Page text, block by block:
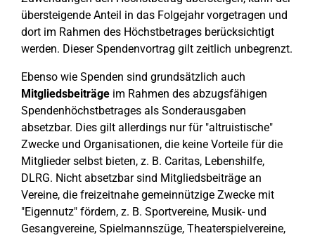
übersteigende Anteil in das Folgejahr vorgetragen und
dort im Rahmen des Höchstbetrages berücksichtigt
werden. Dieser Spendenvortrag gilt zeitlich unbegrenzt.
Ebenso wie Spenden sind grundsätzlich auch
Mitgliedsbeiträge im Rahmen des abzugsfähigen
Spendenhöchstbetrages als Sonderausgaben
absetzbar. Dies gilt allerdings nur für "altruistische"
Zwecke und Organisationen, die keine Vorteile für die
Mitglieder selbst bieten, z. B. Caritas, Lebenshilfe,
DLRG. Nicht absetzbar sind Mitgliedsbeiträge an
Vereine, die freizeitnahe gemeinnützige Zwecke mit
"Eigennutz" fördern, z. B. Sportvereine, Musik- und
Gesangvereine, Spielmannszüge, Theaterspielvereine,